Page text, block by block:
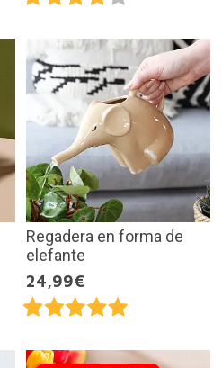
Regadera en forma de
elefante
24,99€